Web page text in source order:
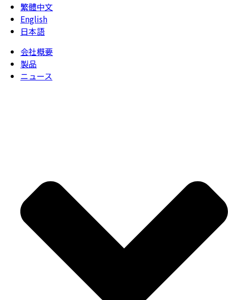
繁體中文
English
日本語
会社概要
製品
ニュース